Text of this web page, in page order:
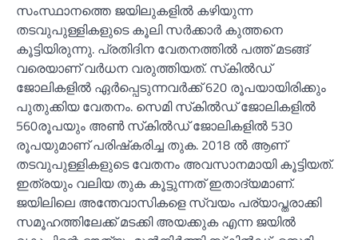
സംസ്ഥാനത്തെ ജയിലുകളില്‍ കഴിയുന്ന
തടവുപുള്ളികളുടെ കൂലി സർക്കാർ കുത്തനെ
കൂട്ടിയിരുന്നു. പ്രതിദിന വേതനത്തില്‍ പത്ത് മടങ്ങ്
വരെയാണ് വർധന വരുത്തിയത്. സ്‌കില്‍ഡ്
ജോലികളില്‍ ഏർപ്പെടുന്നവർക്ക് 620 രൂപയായിരിക്കും
പുതുക്കിയ വേതനം. സെമി സ്‌കില്‍ഡ് ജോലികളില്‍
560രൂപയും അണ്‍ സ്‌കില്‍ഡ് ജോലികളില്‍ 530
രൂപയുമാണ് പരിഷ്‌കരിച്ച തുക. 2018 ല്‍ ആണ്
തടവുപുള്ളികളുടെ വേതനം അവസാനമായി കൂട്ടിയത്.
ഇത്രയും വലിയ തുക കൂട്ടുന്നത് ഇതാദ്യമാണ്.
ജയിലിലെ അന്തേവാസികളെ സ്വയം പര്യാപ്തരാക്കി
സമൂഹത്തിലേക്ക് മടക്കി അയക്കുക എന്ന ജയില്‍